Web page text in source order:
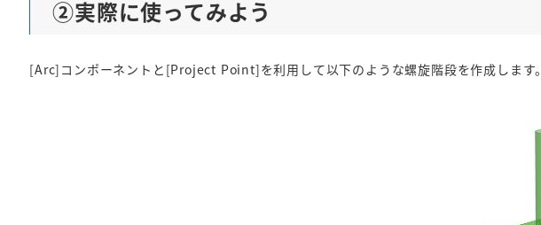
②実際に使ってみよう
[Arc]コンポーネントと[Project Point]を利用して以下のような螺旋階段を作成します。